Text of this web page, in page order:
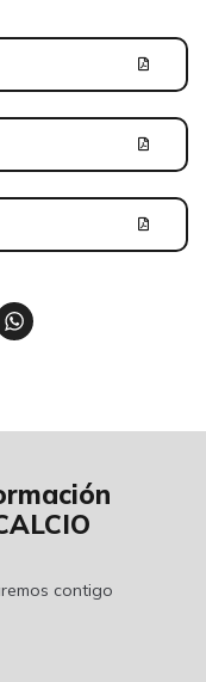
contigo